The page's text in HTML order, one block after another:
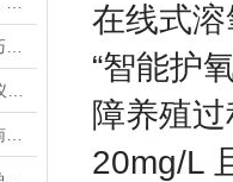
在线式
“智能护
障养殖
20mg/L